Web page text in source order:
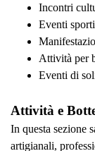
Incontri
Eventi
Attività per
Eventi di
Attività e
In questa sezione
artigianali,